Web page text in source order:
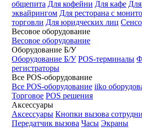
общепита Для кофейни Для кафе
эквайрингом Для ресторана с
торговли Для юридческих лиц
Весовое оборудование
Весовое оборудование
Оборудование Б/У
Оборудование Б/У POS-терминалы
регистраторы
Все POS-оборудование
Все POS-оборудование iiko
Торговое POS решения
Аксессуары
Аксессуары Кнопки вызова
Передатчик вызова Часы Экраны